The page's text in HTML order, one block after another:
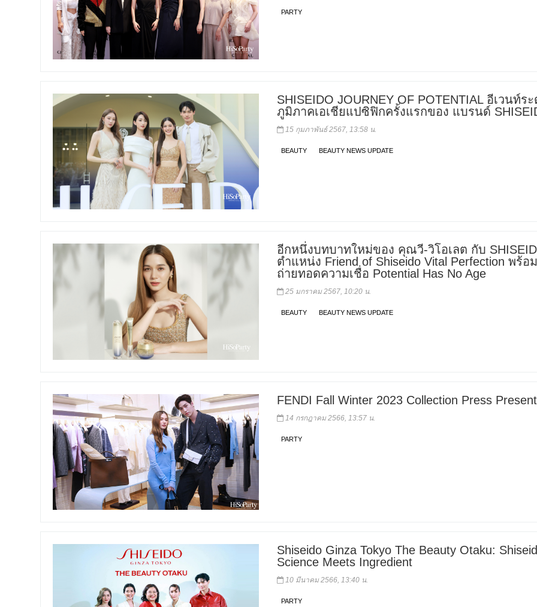
PARTY
SHISEIDO JOURNEY OF POTENTIAL อีเวนท์ร
ภูมิภาคเอเชียแปซิฟิกครั้งแรกของ แบรนด์
15 กุมภาพันธ์ 2567, 13:58 น.
BEAUTY BEAUTY NEWS UPDATE
อีกหนึ่งบทบาทใหม่ของ คุณวี-วิโอเลต กับ
ตำแหน่ง Friend of Shiseido Vital Perfection พร้อ
ถ่ายทอดความเชื่อ Potential Has No Age
25 มกราคม 2567, 10:20 น.
BEAUTY BEAUTY NEWS UPDATE
FENDI Fall Winter 2023 Collection Press
14 กรกฎาคม 2566, 13:57 น.
PARTY
Shiseido Ginza Tokyo The Beauty Otaku:
Science Meets Ingredient
10 มีนาคม 2566, 13:40 น.
PARTY